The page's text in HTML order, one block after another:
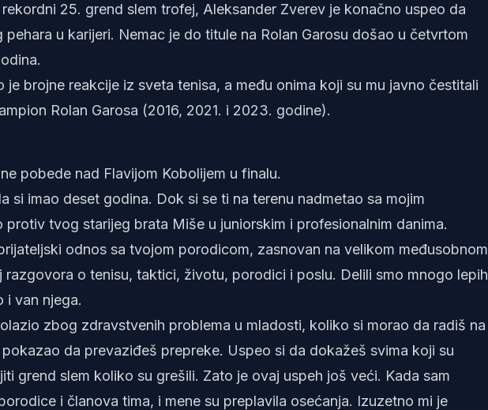
25. grend slem trofej, Aleksander Zverev je konačno uspeo da
u karijeri. Nemac je do titule na Rolan Garosu došao u četvrtom
brojne reakcije iz sveta tenisa, a među onima koji su mu javno čestitali
Rolan Garosa (2016, 2021. i 2023. godine).
pobede nad Flavijom Kobolijem u finalu.
si imao deset godina. Dok si se ti na terenu nadmetao sa mojim
protiv tvog starijeg brata Miše u juniorskim i profesionalnim danima.
odnos sa tvojom porodicom, zasnovan na velikom međusobnom
o tenisu, taktici, životu, porodici i poslu. Delili smo mnogo lepih
i van njega.
zbog zdravstvenih problema u mladosti, koliko si morao da radiš na
da prevaziđeš prepreke. Uspeo si da dokažeš svima koji su
grend slem koliko su grešili. Zato je ovaj uspeh još veći. Kada sam
i članova tima, i mene su preplavila osećanja. Izuzetno mi je